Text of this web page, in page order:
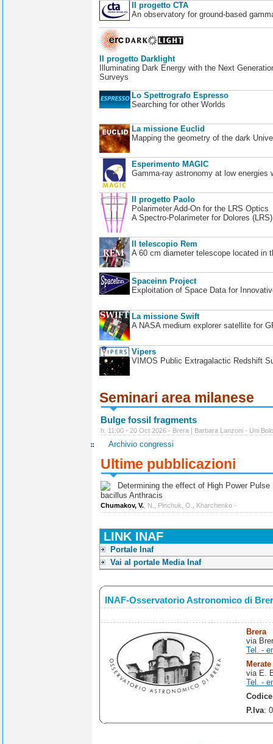
Il progetto CTA
An observatory for ground-based
Il progetto Darklight
Illuminating Dark Energy with the Next
Surveys
Lo Spettrografo Espresso
Searching for other Worlds
La missione Euclid
Mapping the geometry of the dark
Esperimento MAGIC
Gamma-ray astronomy at low energies
Il progetto Paolo
Polarimeter Add-On for the LRS Optics
A Spectro-Polarimeter for Dolores
Il telescopio Rem
A 60 cm diameter telescope located in
Spaceinn Project
Exploitation of Space Data for
La missione Swift
A NASA medium explorer satellite for
Vipers
VIMOS Public Extragalactic Redshift
Seminari area milanese
Bulge fossil fragments
h. 11:00 - 20 Oct 2026 - Brera | Barbara Lanzoni - Uni
Archivio congressi
Ultime pubblicazioni
Determining the effect of High Power Pulse
bacillus Anthracis
Chumakov, V. , N., Pinchuk, O., Kharchenko -
LINK INAF
Portale Inaf
Vai al portale Media Inaf
INAF-Osservatorio Astronomico di
Brera
via
Tel. -
Merate
via E.
Tel. -
P.Iva: